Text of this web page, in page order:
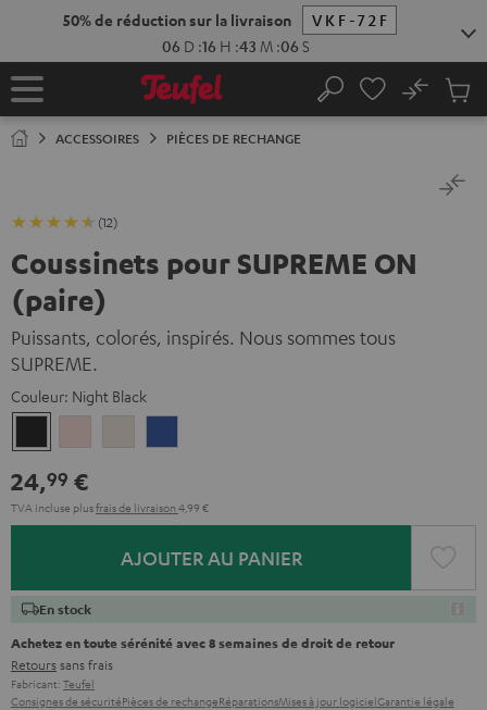
50% de réduction sur la livraison
VKF-72F
06 D :16 H :43 M :06 S
Page
Rechercher
No
ACCESSOIRES PIÈCES DE RECHANGE
(12)
Coussinets pour SUPREME ON
(paire)
Puissants, colorés, inspirés. Nous sommes tous
SUPREME.
Couleur: Night Black
Black
White
24,99 €
TVA incluse plusfrais de livraison 4,99 €
AJOUTER AU PANIER
En stock
Achetez en toute sérénité avec 8 semaines de droit de retour
Retourssans frais
Fabricant: Teufel
Consignes de sécuritéPièces de rechangeRéparationsMises à jour logicielGarantie légale